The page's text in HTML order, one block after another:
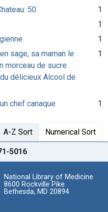
50
1
1
1
sage, sa maman le
morceau de sucre
délicieux Alcool de
1
chef canaque
1
A-Z Sort Numerical Sort
5016
National Library of Medicine
8600 Rockville Pike
Bethesda, MD 20894